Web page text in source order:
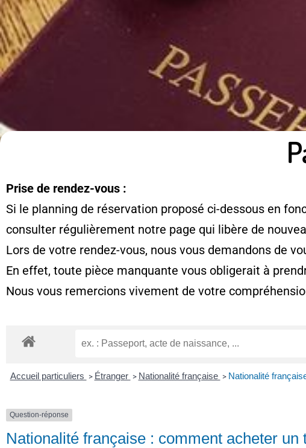
Prise de rendez-vous :
Si le planning de réservation proposé ci-dessous en
consulter régulièrement notre page qui libère de
Lors de votre rendez-vous, nous vous demandons de
En effet, toute pièce manquante vous obligerait à
Nous vous remercions vivement de votre
Accueil particuliers > Étranger > Nationalité française > Nationalité
Question-réponse
Nationalité française : comment acheter un